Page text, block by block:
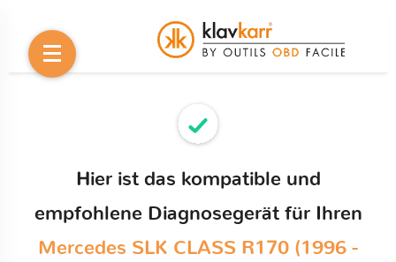
Hier ist das kompatible und
empfohlene Diagnosegerät für Ihren
Mercedes SLK CLASS R170 (1996 -